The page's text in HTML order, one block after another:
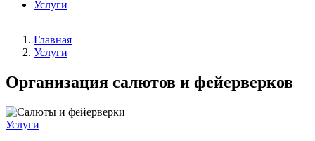
Услуги
Главная
Услуги
Организация салютов и фейерверков
Услуги